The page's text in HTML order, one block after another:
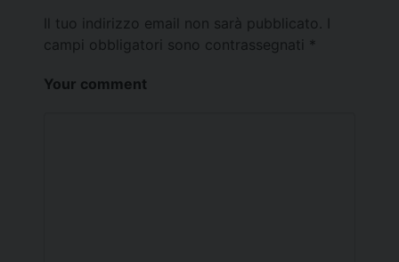
Il tuo indirizzo email non sarà pubblicato.
campi obbligatori sono contrassegnati *
Your comment